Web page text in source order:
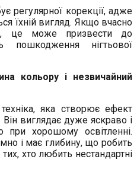
регулярної корекції, адже
їхній вигляд. Якщо вчасно
це може призвести до
пошкодження нігтьової
кольору і незвичайний
яка створює ефект
Він виглядає дуже яскраво і
при хорошому освітленні.
і має глибину, що робить
хто любить нестандартні